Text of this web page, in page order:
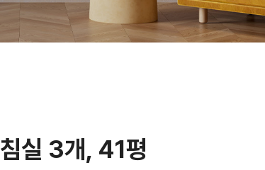
침실 3개, 41평